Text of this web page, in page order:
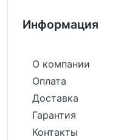
Информация
О компании
Оплата
Доставка
Гарантия
Контакты